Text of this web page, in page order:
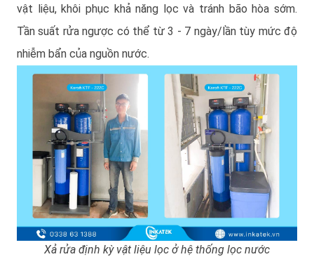
vật liệu, khôi phục khả năng lọc và tránh bão hòa sớm.
Tần suất rửa ngược có thể từ 3 - 7 ngày/lần tùy mức độ
nhiễm bẩn của nguồn nước.
Xả rửa định kỳ vật liệu lọc ở hệ thống lọc nước